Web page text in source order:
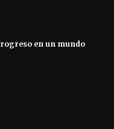
en un mundo